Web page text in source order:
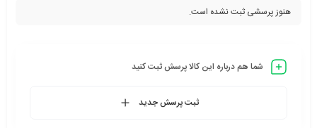
هنوز پرسشی ثبت نشده است.
شما هم درباره این کالا پرسش ثبت کنید
ثبت پرسش جدید